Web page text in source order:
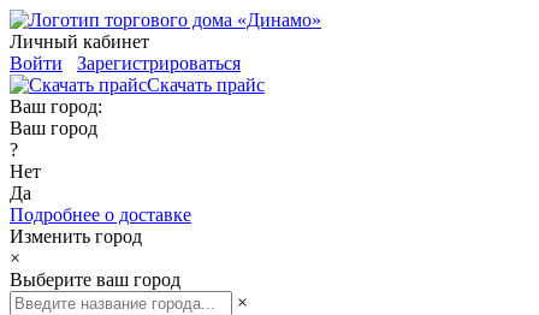
Личный кабинет
Войти
Зарегистрироваться
Скачать прайс
Ваш город:
Ваш город
?
Нет
Да
Подробнее о доставке
Изменить город
×
Выберите ваш город
×